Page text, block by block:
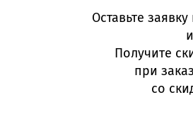
Оставьте
Получите
при
со